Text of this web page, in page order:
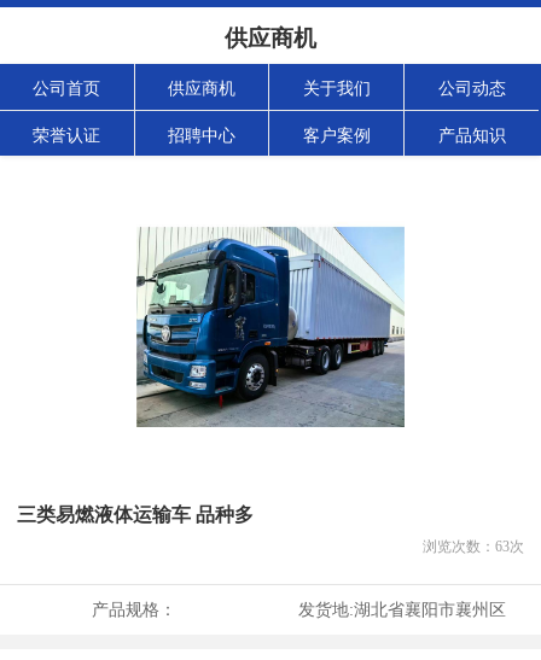
供应商机
公司首页 供应商机 关于我们 公司动态
荣誉认证 招聘中心 客户案例 产品知识
三类易燃液体运输车 品种多
浏览次数： 63次
产品规格： 发货地:湖北省襄阳市襄州区